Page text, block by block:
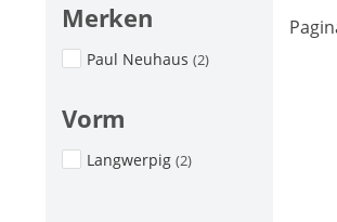
Merken
Paul Neuhaus (2)
Vorm
Langwerpig (2)